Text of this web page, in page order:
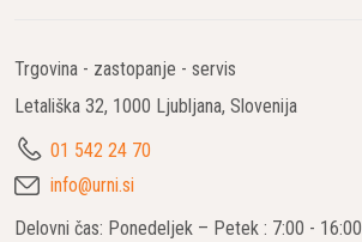
Trgovina - zastopanje - servis
Letališka 32, 1000 Ljubljana, Slovenija
01 542 24 70
info@urni.si
Delovni čas: Ponedeljek – Petek : 7:00 - 16:00